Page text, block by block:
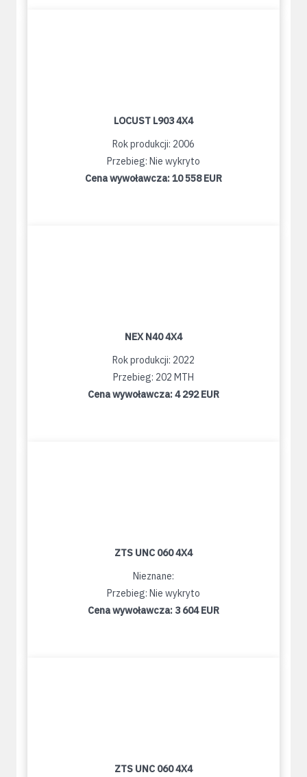
LOCUST L903 4X4
Rok produkcji: 2006
Przebieg: Nie wykryto
Cena wywoławcza:10 558 EUR
NEX N40 4X4
Rok produkcji: 2022
Przebieg: 202 MTH
Cena wywoławcza:4 292 EUR
ZTS UNC 060 4X4
Nieznane:
Przebieg: Nie wykryto
Cena wywoławcza: 3 604 EUR
ZTS UNC 060 4X4